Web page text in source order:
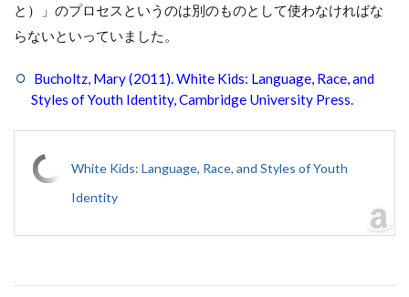
と）」のプロセスというのは別のものとして使わなければな
らないといっていました。
Bucholtz, Mary (2011). White Kids: Language, Race, and
Styles of Youth Identity, Cambridge University Press.
White Kids: Language, Race, and Styles of Youth
Identity